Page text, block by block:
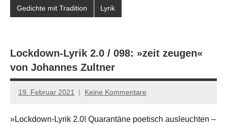
Gedichte mit Tradition Lyrik
Lockdown-Lyrik 2.0 / 098: »zeit zeugen«
von Johannes Zultner
19. Februar 2021
Anton
Leitner
Keine Kommentare
»Lockdown-Lyrik 2.0! Quarantäne poetisch ausleuchten –